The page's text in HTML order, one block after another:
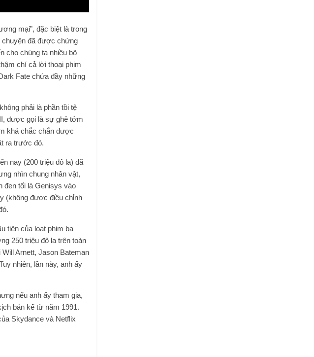
mại”, đặc biệt là trong
chuyện đã được chứng
cho chúng ta nhiều bộ
chí cả lời thoại phim
Fate chứa đầy những
phải là phần tồi tệ
được gọi là sự ghê tởm
khá chắc chắn được
ra trước đó.
nay (200 triệu đô la) đã
nhìn chung nhân vật,
đen tối là Genisys vào
(không được điều chỉnh
tiên của loạt phim ba
250 triệu đô la trên toàn
Arnett, Jason Bateman
nhiên, lần này, anh ấy
nếu anh ấy tham gia,
bản kể từ năm 1991.
Skydance và Netflix